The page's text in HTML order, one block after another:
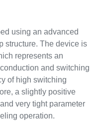
using an advanced
structure. The device is
represents an
and switching
of high switching
a slightly positive
very tight parameter
operation.